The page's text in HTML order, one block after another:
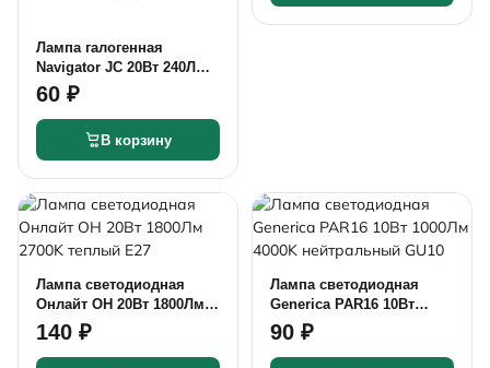
Лампа галогенная
Navigator JC 20Вт 240Лм
3000К 12В G4
60 ₽
В корзину
Лампа светодиодная
Онлайт ОН 20Вт 1800Лм
2700K теплый Е27
140 ₽
Лампа светодиодная
Generica PAR16 10Вт
1000Лм 4000K
нейтральный GU10
90 ₽